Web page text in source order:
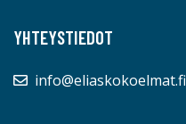
YHTEYSTIEDOT
info@eliaskokoelmat.fi